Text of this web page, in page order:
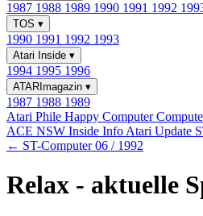
1987 1988 1989 1990 1991 1992
TOS ▾
1990 1991 1992 1993
Atari Inside ▾
1994 1995 1996
ATARImagazin ▾
1987 1988 1989
Atari Phile Happy Computer
ACE NSW Inside Info Atari Update
← ST-Computer 06 / 1992
Relax - aktuelle